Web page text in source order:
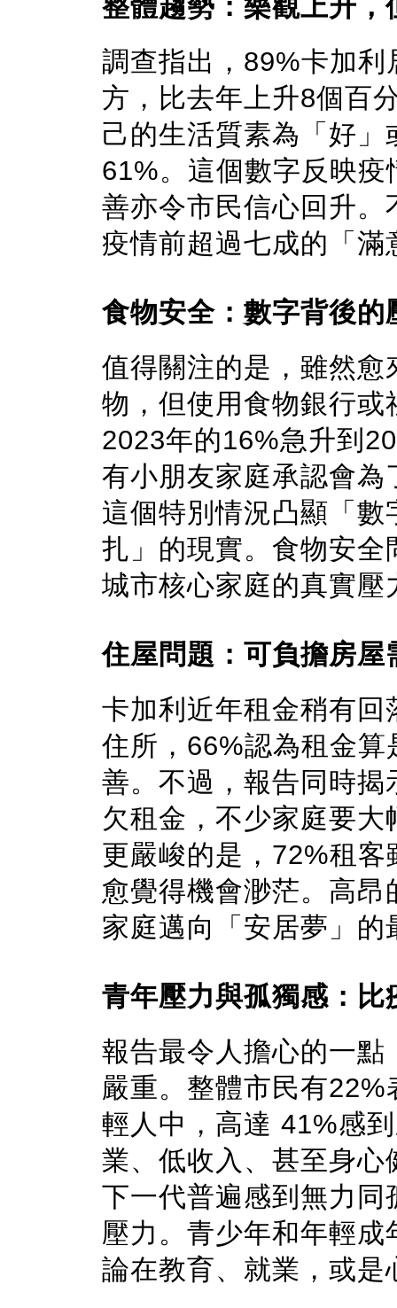
整體趨勢：樂觀上升
調查指出，89%卡加
方，比去年上升8個百
己的生活質素為「好
61%。這個數字反映
善亦令市民信心回升
疫情前超過七成的「
食物安全：數字背後的
值得關注的是，雖然
物，但使用食物銀行
2023年的16%急升到
有小朋友家庭承認會
這個特別情況凸顯「
扎」的現實。食物安
城市核心家庭的真實壓
住屋問題：可負擔房
卡加利近年租金稍有
住所，66%認為租金
善。不過，報告同時
欠租金，不少家庭要
更嚴峻的是，72%租
愈覺得機會渺茫。高
家庭邁向「安居夢」的
青年壓力與孤獨感：比
報告最令人擔心的一
嚴重。整體市民有
輕人中，高達 41%感
業、低收入、甚至身
下一代普遍感到無力
壓力。青少年和年輕
論在教育、就業，或是